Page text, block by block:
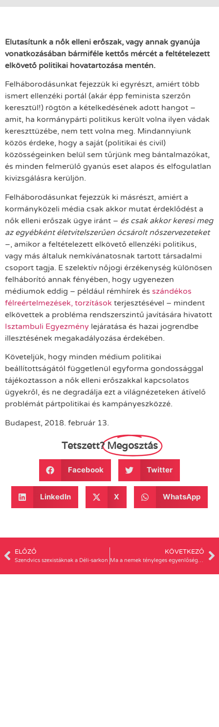
Elutasítunk a nők elleni erőszak, vagy annak gyanúja
vonatkozásában bármiféle kettős mércét a feltételezett
elkövető politikai hovatartozása mentén.
Felháborodásunkat fejezzük ki egyrészt, amiért több
ismert ellenzéki portál (akár épp feminista szerzőn
keresztül!) rögtön a kételkedésének adott hangot –
amit, ha kormánypárti politikus került volna ilyen vádak
kereszttüzébe, nem tett volna meg. Mindannyiunk
közös érdeke, hogy a saját (politikai és civil)
közösségeinken belül sem tűrjünk meg bántalmazókat,
és minden felmerülő gyanús eset alapos és elfogulatlan
kivizsgálásra kerüljön.
Felháborodásunkat fejezzük ki másrészt, amiért a
kormányközeli média csak akkor mutat érdeklődést a
nők elleni erőszak ügye iránt – és csak akkor keresi meg
az egyébként életvitelszerűen ócsárolt nőszervezeteket
–, amikor a feltételezett elkövető ellenzéki politikus,
vagy más általuk nemkívánatosnak tartott társadalmi
csoport tagja. E szelektív nőjogi érzékenység különösen
felháborító annak fényében, hogy ugyenezen
médiumok eddig – például rémhírek és szándékos
félreértelmezések, torzítások terjesztésével – mindent
elkövettek a probléma rendszerszintű javítására hivatott
Isztambuli Egyezmény lejáratása és hazai jogrendbe
illesztésének megakadályozása érdekében.
Követeljük, hogy minden médium politikai
beállítottságától függetlenül egyforma gondossággal
tájékoztasson a nők elleni erőszakkal kapcsolatos
ügyekről, és ne degradálja ezt a világnézeteken átívelő
problémát pártpolitikai és kampányeszközzé.
Budapest, 2018. február 13.
Tetszett?Megosztás
Facebook Twitter
LinkedIn X WhatsApp
ELŐZŐ
Szendvics szexistáknak a Déli-sarkon
KÖVETKEZŐ
Ma a nemek tényleges egyenlőségének legfőbb gátja a nők elleni erőszak elterjedtsége – Antoni Rita az SZTE Almamaternek